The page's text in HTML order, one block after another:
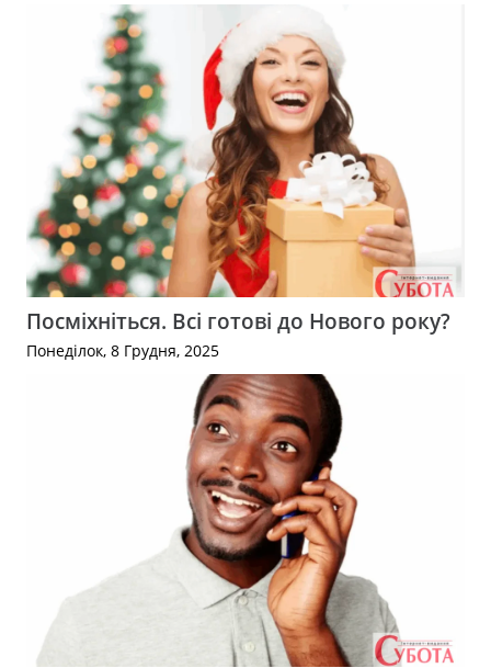
Посміхніться. Всі готові до Нового року?
Понеділок, 8 Грудня, 2025